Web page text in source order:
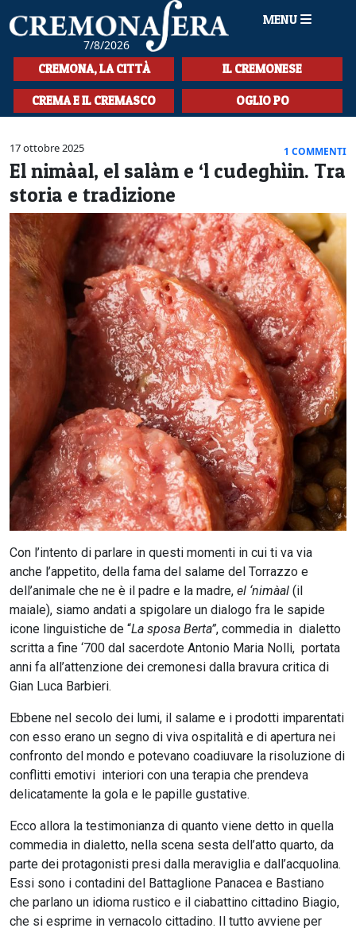
7/8/2026
MENU
HOME
CRONACA
LA MUSICA
CULTURA
LA STORIA
SPETTACOLI
L'EDITORIALE
SEZIONI
CREMONA, LA CITTÀ IL CREMONESE
CREMA E IL CREMASCO OGLIO PO
17 ottobre 2025 1 COMMENTI
El nimàal, el salàm e ‘l cudeghìin. Tra
storia e tradizione
Con l’intento di parlare in questi momenti in cui ti va via
anche l’appetito, della fama del salame del Torrazzo e
dell’animale che ne è il padre e la madre, el ‘nimàal (il
maiale), siamo andati a spigolare un dialogo fra le sapide
icone linguistiche de “La sposa Berta”, commedia in dialetto
scritta a fine ‘700 dal sacerdote Antonio Maria Nolli, portata
anni fa all’attenzione dei cremonesi dalla bravura critica di
Gian Luca Barbieri.
Ebbene nel secolo dei lumi, il salame e i prodotti imparentati
con esso erano un segno di viva ospitalità e di apertura nei
confronto del mondo e potevano coadiuvare la risoluzione di
conflitti emotivi interiori con una terapia che prendeva
delicatamente la gola e le papille gustative.
Ecco allora la testimonianza di quanto viene detto in quella
commedia in dialetto, nella scena sesta dell’atto quarto, da
parte dei protagonisti presi dalla meraviglia e dall’acquolina.
Essi sono i contadini del Battaglione Panacea e Bastiano
che parlano un idioma rustico e il ciabattino cittadino Biagio,
che si esprime in vernacolo cittadino. Il tutto avviene per